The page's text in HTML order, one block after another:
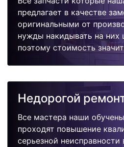
предлагает в качестве
оригинальными от
нужды накидывать на них
поэтому стоимость
Недорогой
Все мастера наши
проходят повышение
серьезной